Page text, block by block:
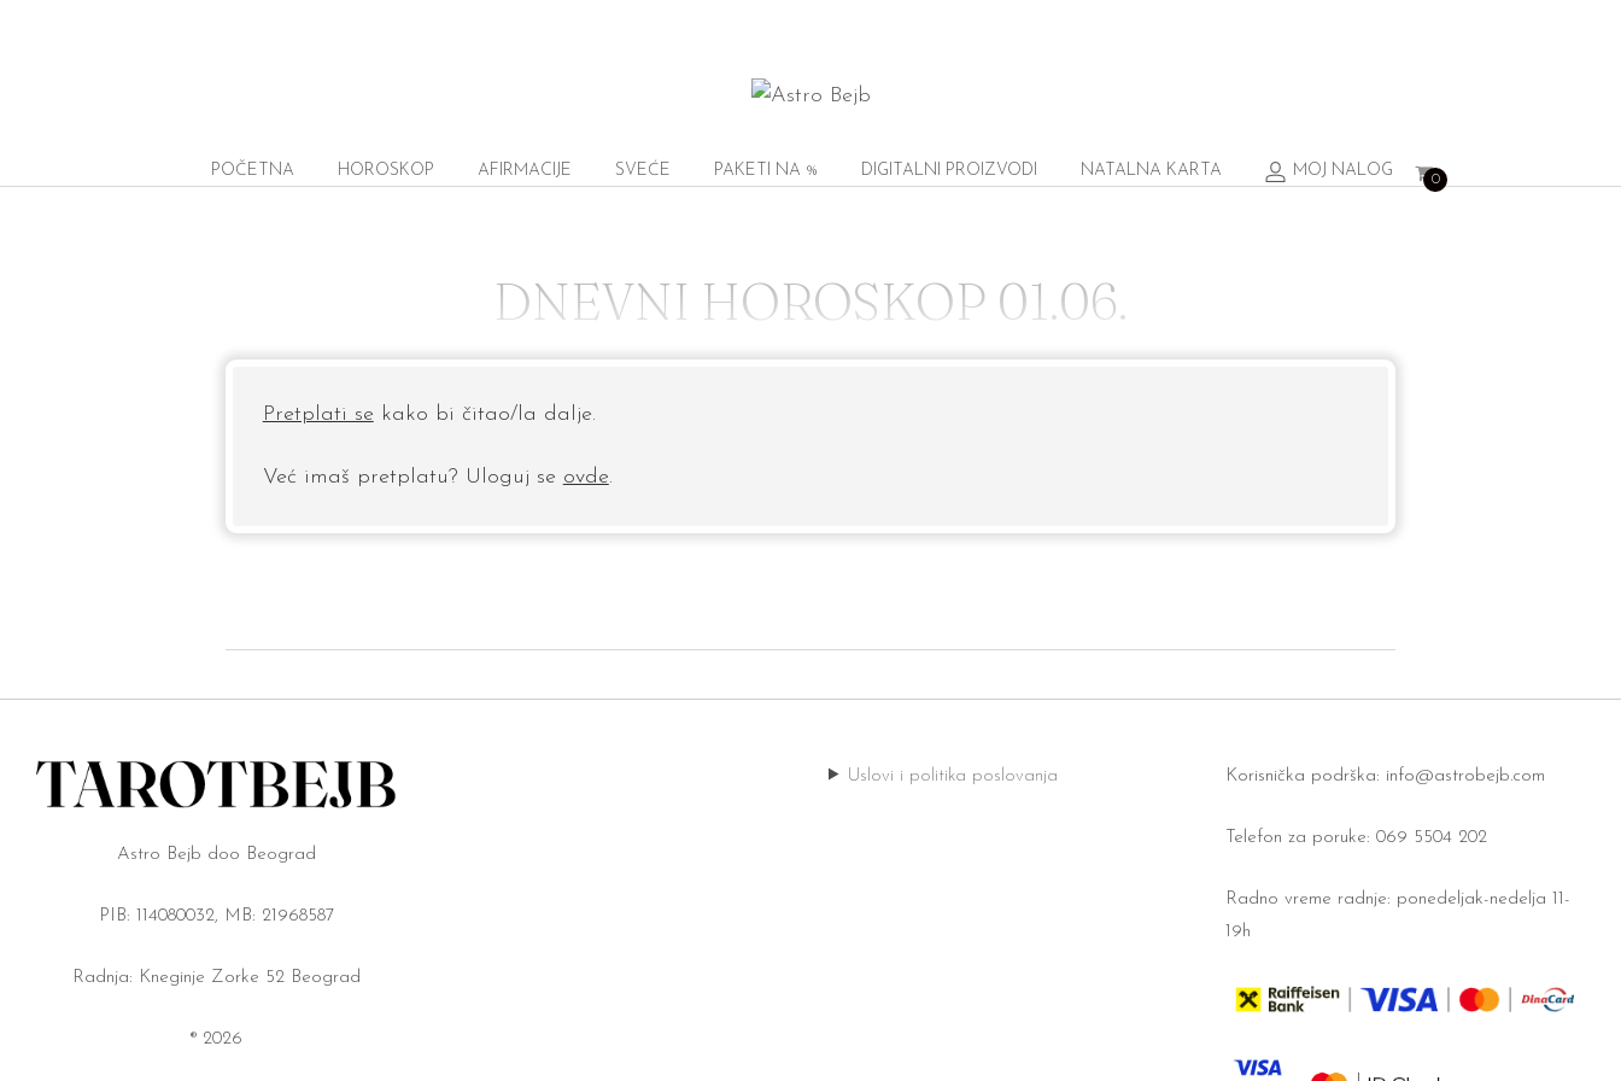
POČETNA HOROSKOP AFIRMACIJE SVEĆE PAKETI NA % DIGITALNI PROIZVODI NATALNA KARTA MOJ NALOG 0
DNEVNI HOROSKOP 01.06.
Pretplati se kako bi čitao/la dalje.
Već imaš pretplatu? Uloguj se ovde.
Astro Bejb doo Beograd
PIB: 114080032, MB: 21968587
Radnja: Kneginje Zorke 52 Beograd
® 2026
Uslovi i politika poslovanja Korisnička podrška: info@astrobejb.com
Telefon za poruke: 069 5504 202
Radno vreme radnje: ponedeljak-nedelja 11-
19h